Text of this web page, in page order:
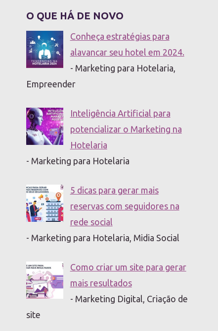
O QUE HÁ DE NOVO
Conheça estratégias para
alavancar seu hotel em 2024.
- Marketing para Hotelaria,
Empreender
Inteligência Artificial para
potencializar o Marketing na
Hotelaria
- Marketing para Hotelaria
5 dicas para gerar mais
reservas com seguidores na
rede social
- Marketing para Hotelaria, Midia Social
Como criar um site para gerar
mais resultados
- Marketing Digital, Criação de
site